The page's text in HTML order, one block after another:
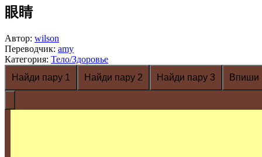
眼睛
Автор: wilson
Переводчик: amy
Категория: Тело/Здоровье
Найди пару 1
Найди пару 2 Найди пару 3 Впиши